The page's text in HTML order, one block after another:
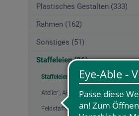
Plastisches Gestalten (333)
Rahmen (162)
Sonstiges (51)
Staffeleien (36)
Staffeleien (36)
Atelier-, Akademiestaffeleien (13)
Feldstaffeleien (4)